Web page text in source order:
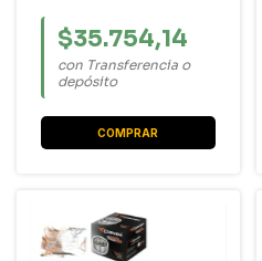
$35.754,14
con Transferencia o
depósito